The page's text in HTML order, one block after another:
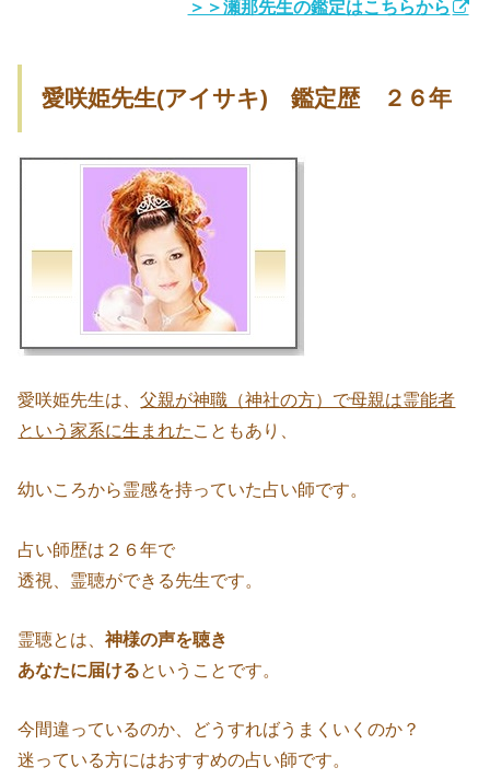
＞＞瀬那先生の鑑定はこちらから
愛咲姫先生(アイサキ) 鑑定歴 ２６年
愛咲姫先生は、父親が神職（神社の方）で母親は霊能者
という家系に生まれた こともあり、
幼いころから霊感を持っていた占い師です。
占い師歴は２６年で
透視、霊聴ができる先生です。
霊聴とは、神様の声を聴き
あなたに届けるということです。
今間違っているのか、どうすればうまくいくのか？
迷っている方にはおすすめの占い師です。